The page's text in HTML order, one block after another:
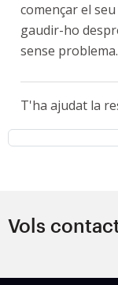
començar el
gaudir-ho
sense problema.
T'ha ajudat la
Vols